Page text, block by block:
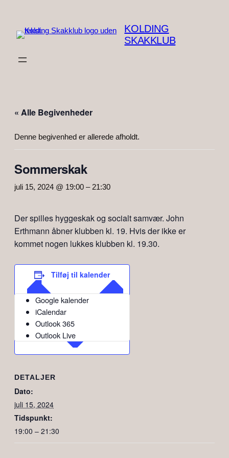
KOLDING
SKAKKLUB
« Alle Begivenheder
Denne begivenhed er allerede afholdt.
Sommerskak
juli 15, 2024 @ 19:00 –21:30
Der spilles hyggeskak og socialt samvær. John
Erthmann åbner klubben kl. 19. Hvis der ikke er
kommet nogen lukkes klubben kl. 19.30.
Tilføj til kalender
Google kalender
iCalendar
Outlook 365
Outlook Live
DETALJER
Dato:
juli 15, 2024
Tidspunkt:
19:00 – 21:30